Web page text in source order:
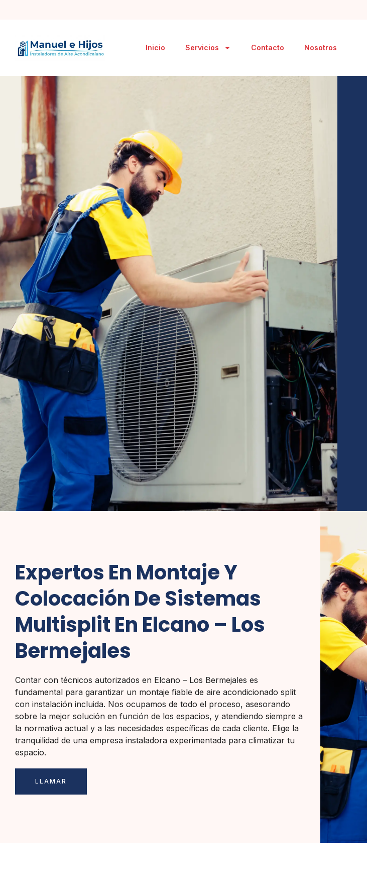
Inicio Servicios Contacto Nosotros
Expertos En Montaje Y
Colocación De Sistemas
Multisplit En Elcano – Los
Bermejales
Contar con técnicos autorizados en Elcano – Los Bermejales es
fundamental para garantizar un montaje fiable de aire acondicionado split
con instalación incluida. Nos ocupamos de todo el proceso, asesorando
sobre la mejor solución en función de los espacios, y atendiendo siempre a
la normativa actual y a las necesidades específicas de cada cliente. Elige la
tranquilidad de una empresa instaladora experimentada para climatizar tu
espacio.
LLAMAR